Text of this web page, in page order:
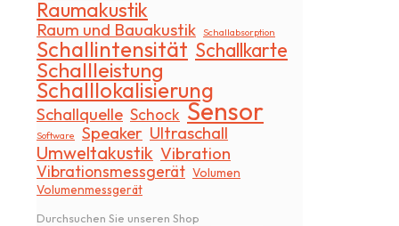
Raumakustik
Raum und Bauakustik Schallabsorption
Schallintensität Schallkarte
Schallleistung
Schalllokalisierung
Schallquelle Schock Sensor
Software Speaker Ultraschall
Umweltakustik Vibration
Vibrationsmessgerät Volumen
Volumenmessgerät
Durchsuchen Sie unseren Shop